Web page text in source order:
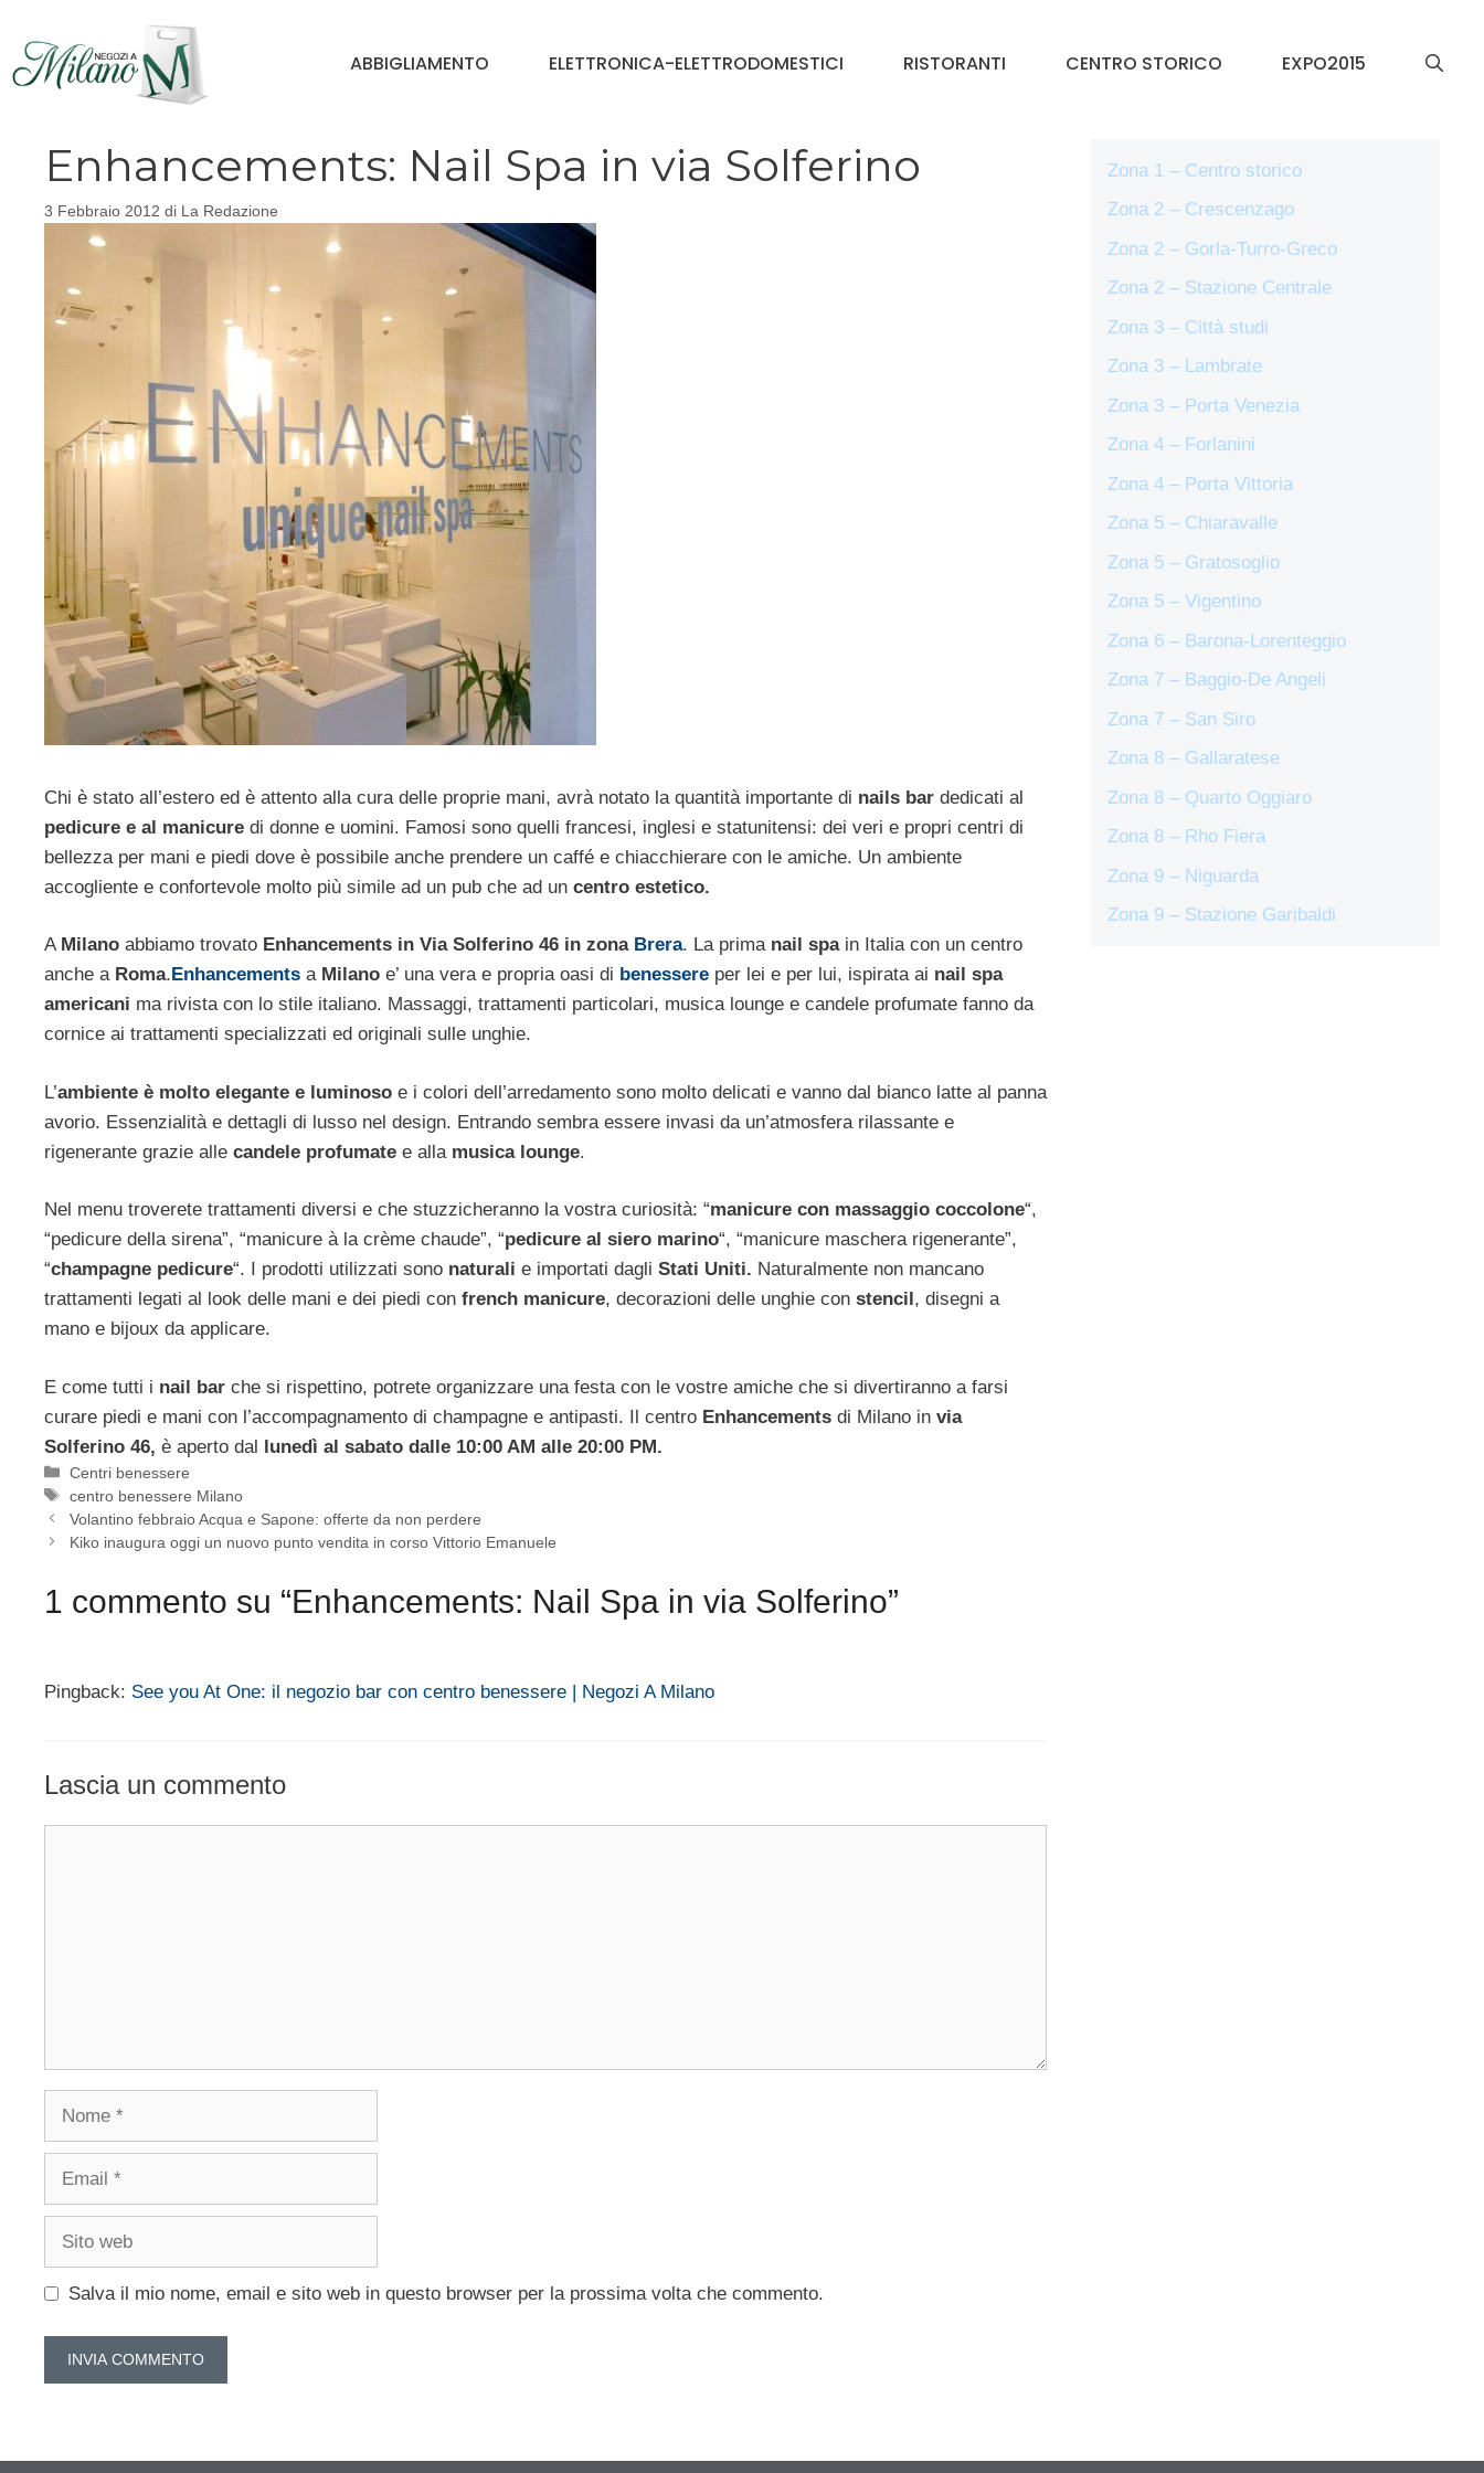
contenuto
ABBIGLIAMENTO ELETTRONICA-ELETTRODOMESTICI RISTORANTI CENTRO STORICO EXPO2015
Enhancements: Nail Spa in via Solferino
3 Febbraio 2012 di La Redazione
Chi è stato all’estero ed è attento alla cura delle proprie mani, avrà notato la quantità importante di nails bar dedicati al
pedicure e al manicure di donne e uomini. Famosi sono quelli francesi, inglesi e statunitensi: dei veri e propri centri di
bellezza per mani e piedi dove è possibile anche prendere un caffé e chiacchierare con le amiche. Un ambiente
accogliente e confortevole molto più simile ad un pub che ad un centro estetico.
A Milano abbiamo trovato Enhancements in Via Solferino 46 in zona Brera. La prima nail spain Italia con un centro
anche a Roma.Enhancements a Milano e’ una vera e propria oasi di benessere per lei e per lui, ispirata ai nail spa
americani ma rivista con lo stile italiano. Massaggi, trattamenti particolari, musica lounge e candele profumate fanno da
cornice ai trattamenti specializzati ed originali sulle unghie.
L’ambiente è molto elegante e luminoso e i colori dell’arredamento sono molto delicati e vanno dal bianco latte al panna
avorio. Essenzialità e dettagli di lusso nel design. Entrando sembra essere invasi da un’atmosfera rilassante e
rigenerante grazie alle candele profumate e alla musica lounge.
Nel menu troverete trattamenti diversi e che stuzzicheranno la vostra curiosità: “manicure con massaggio coccolone“,
“pedicure della sirena”, “manicure à la crème chaude”, “pedicure al siero marino“, “manicure maschera rigenerante”,
“champagne pedicure“. I prodotti utilizzati sono naturali e importati dagli Stati Uniti. Naturalmente non mancano
trattamenti legati al look delle mani e dei piedi con french manicure, decorazioni delle unghie con stencil, disegni a
mano e bijoux da applicare.
E come tutti i nail bar che si rispettino, potrete organizzare una festa con le vostre amiche che si divertiranno a farsi
curare piedi e mani con l’accompagnamento di champagne e antipasti. Il centro Enhancements di Milano in via
Solferino 46, è aperto dal lunedì al sabato dalle 10:00 AM alle 20:00 PM.
Categorie
Centri benessere
Tag
centro benessere Milano
Volantino febbraio Acqua e Sapone: offerte da non perdere
Kiko inaugura oggi un nuovo punto vendita in corso Vittorio Emanuele
1 commento su “Enhancements: Nail Spa in via Solferino”
Pingback: See you At One: il negozio bar con centro benessere | Negozi A Milano
Lascia un commento
Salva il mio nome, email e sito web in questo browser per la prossima volta che commento.
Zona 1 – Centro storico
Zona 2 – Crescenzago
Zona 2 – Gorla-Turro-Greco
Zona 2 – Stazione Centrale
Zona 3 – Città studi
Zona 3 – Lambrate
Zona 3 – Porta Venezia
Zona 4 – Forlanini
Zona 4 – Porta Vittoria
Zona 5 – Chiaravalle
Zona 5 – Gratosoglio
Zona 5 – Vigentino
Zona 6 – Barona-Lorenteggio
Zona 7 – Baggio-De Angeli
Zona 7 – San Siro
Zona 8 – Gallaratese
Zona 8 – Quarto Oggiaro
Zona 8 – Rho Fiera
Zona 9 – Niguarda
Zona 9 – Stazione Garibaldi